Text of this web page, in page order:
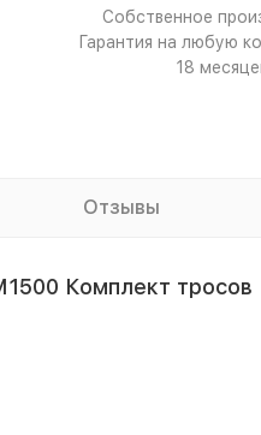
Собственное
Гарантия на любую
18
Отзывы
Комплект тросов